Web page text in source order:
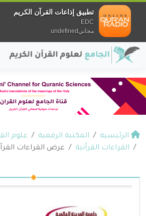
الرئيسية المكتبة الرقمية
علوم
القراءات القرآنية
عرض القراءات
تطبيق إذاعات القرآن الكريم
EDC
مجانيundefined